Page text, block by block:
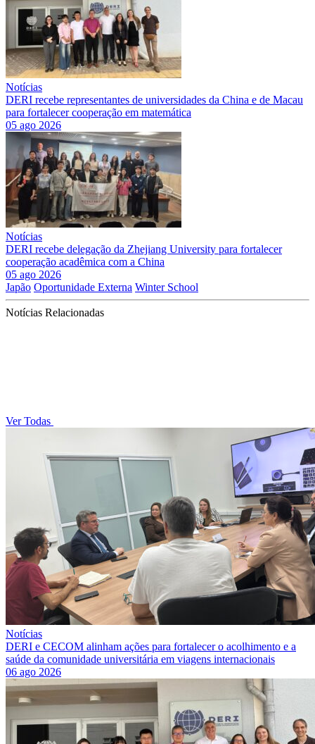
Notícias
DERI recebe representantes de universidades da China e de Macau
para fortalecer cooperação em matemática
05 ago 2026
Notícias
DERI recebe delegação da Zhejiang University para fortalecer
cooperação acadêmica com a China
05 ago 2026
Japão Oportunidade Externa Winter School
Notícias Relacionadas
Ver Todas
Notícias
DERI e CECOM alinham ações para fortalecer o acolhimento e a
saúde da comunidade universitária em viagens internacionais
06 ago 2026